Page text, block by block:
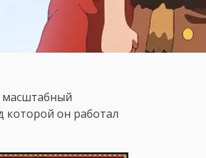
масштабный
которой он работал